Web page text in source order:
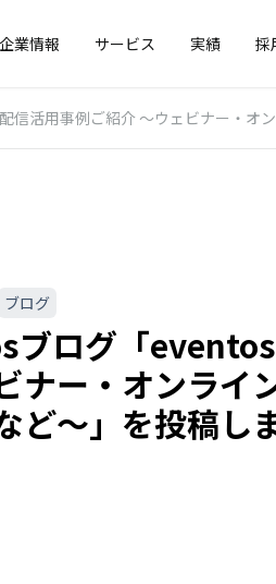
企業情報 サービス 実績 採
活用事例ご紹介 〜ウェビナー・オ
ブログ
ブログ「
ナー・オンライ
ど〜」を投稿し